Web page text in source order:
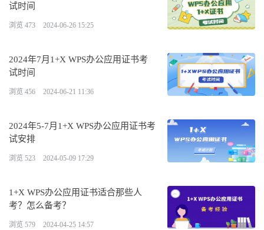
试时间
浏览 473 2024-06-26 15:25
2024年7月1+X WPS办公应用证书考
试时间
浏览 456 2024-06-21 11:36
2024年5-7月1+X WPS办公应用证书考
试安排
浏览 523 2024-05-09 17:29
1+X WPS办公应用证书适合那些人
考？怎么备考？
浏览 579 2024-04-25 14:57